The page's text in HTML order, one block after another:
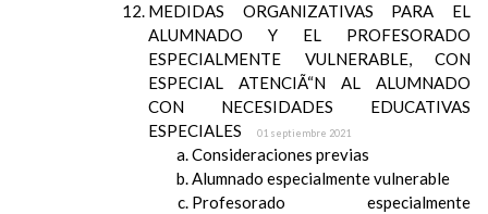
MEDIDAS ORGANIZATIVAS PARA EL
ALUMNADO Y EL PROFESORADO
ESPECIALMENTE VULNERABLE, CON
ESPECIAL ATENCIÃ“N AL ALUMNADO
CON NECESIDADES EDUCATIVAS
ESPECIALES
01 septiembre 2021
Consideraciones previas
Alumnado especialmente vulnerable
Profesorado especialmente